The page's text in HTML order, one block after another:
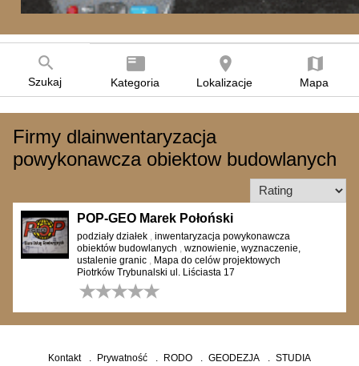
search
Szukaj
featured_play_list
Kategoria
room
Lokalizacje
map
Mapa
Firmy dlainwentaryzacja
powykonawcza obiektow budowlanych
POP-GEO Marek Połoński
podziały działek
inwentaryzacja powykonawcza
obiektów budowlanych
wznowienie, wyznaczenie,
ustalenie granic
Mapa do celów projektowych
Piotrków Trybunalski ul. Liściasta 17
Kontakt Prywatność RODO GEODEZJA STUDIA